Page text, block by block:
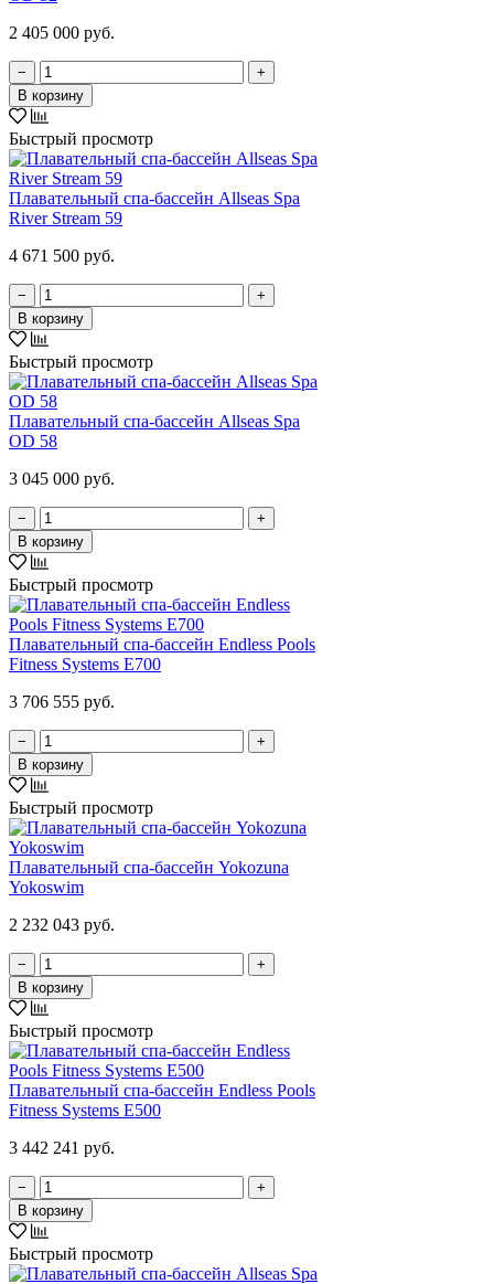
2 405 000 руб.
−
+
В корзину
Быстрый просмотр
Плавательный спа-бассейн Allseas Spa
River Stream 59
4 671 500 руб.
−
+
В корзину
Быстрый просмотр
Плавательный спа-бассейн Allseas Spa
OD 58
3 045 000 руб.
−
+
В корзину
Быстрый просмотр
Плавательный спа-бассейн Endless Pools
Fitness Systems E700
3 706 555 руб.
−
+
В корзину
Быстрый просмотр
Плавательный спа-бассейн Yokozuna
Yokoswim
2 232 043 руб.
−
+
В корзину
Быстрый просмотр
Плавательный спа-бассейн Endless Pools
Fitness Systems E500
3 442 241 руб.
−
+
В корзину
Быстрый просмотр